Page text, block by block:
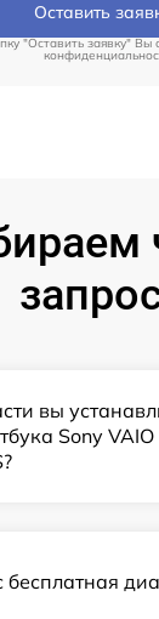
Оставить
"Оставить заявку" Вы
вы
Sony VAIO
бесплатная